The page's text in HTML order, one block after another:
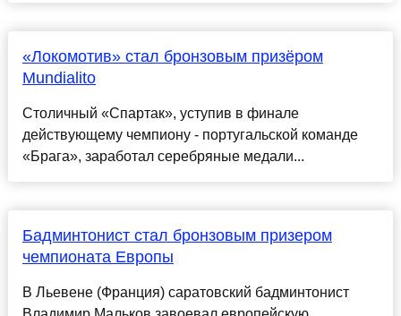
«Локомотив» стал бронзовым призёром
Mundialito
Столичный «Спартак», уступив в финале
действующему чемпиону - португальской команде
«Брага», заработал серебряные медали...
Бадминтонист стал бронзовым призером
чемпионата Европы
В Льевене (Франция) саратовский бадминтонист